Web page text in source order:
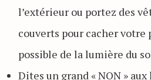
l’extérieur ou portez des
couverts pour cacher votre
possible de la lumière du
Dites un grand « NON »